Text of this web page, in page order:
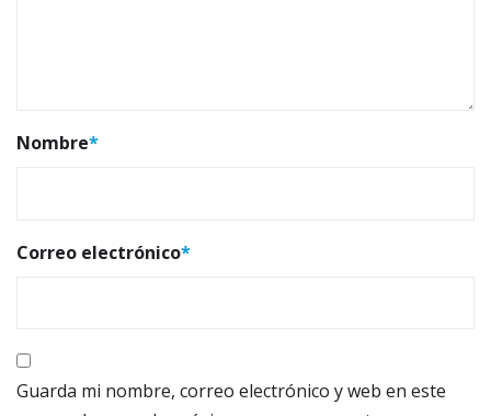
Nombre*
Correo electrónico*
Guarda mi nombre, correo electrónico y web en este